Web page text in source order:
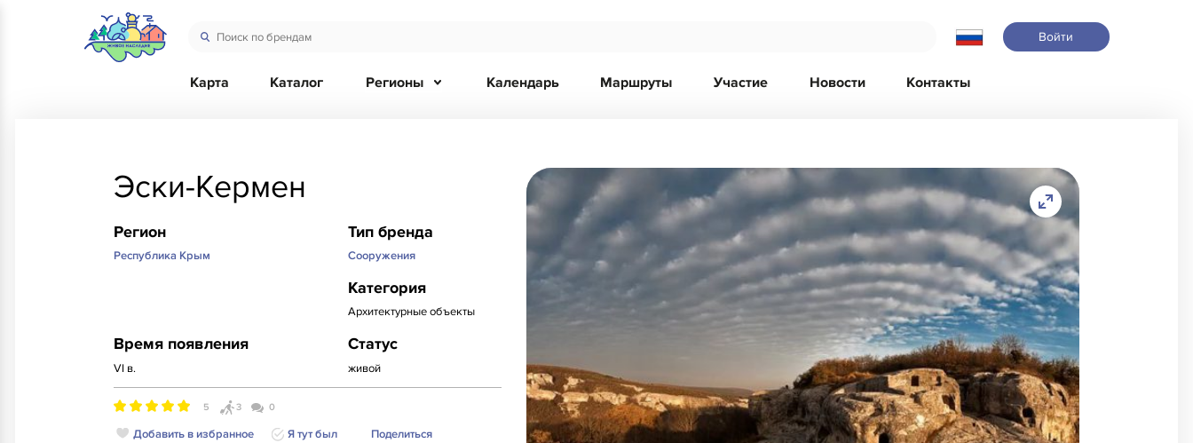
Войти
Карта Каталог Регионы Календарь Маршруты Участие Новости Контакты
Эски-Кермен
Регион
Республика Крым
Тип бренда
Сооружения
Категория
Архитектурные объекты
Время появления
VI в.
Статус
живой
5 3 0
Добавить в избранное Я тут был Поделиться